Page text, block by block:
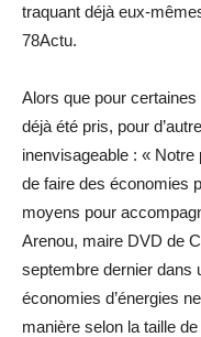
traquant déjà eux-
78Actu.
Alors que pour
déjà été pris, pour
inenvisageable : « Notre
de faire des économies
moyens pour
Arenou, maire DVD de
septembre dernier dans
économies d’énergies
manière selon la taille